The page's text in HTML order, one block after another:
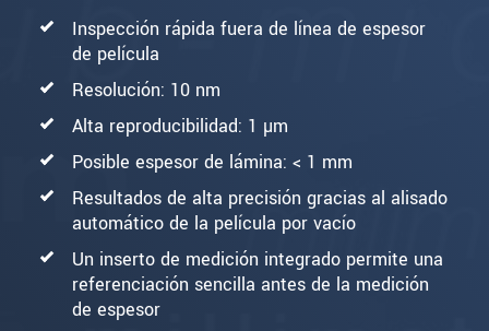
Inspección rápida fuera de línea de espesor
de película
Resolución: 10 nm
Alta reproducibilidad: 1 µm
Posible espesor de lámina: < 1 mm
Resultados de alta precisión gracias al alisado
automático de la película por vacío
Un inserto de medición integrado permite una
referenciación sencilla antes de la medición
de espesor